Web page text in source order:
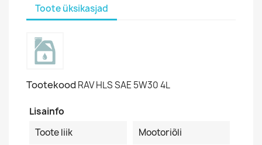
Toote üksikasjad
Tootekood RAV HLS SAE 5W30 4L
Lisainfo
Toote liik
Mootoriõli